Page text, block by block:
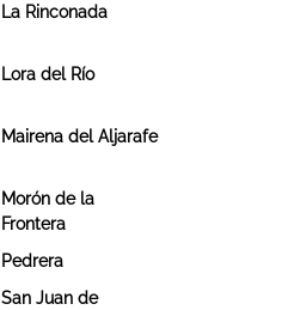
La Rinconada
Lora del Río
Mairena del Aljarafe
Morón de la
Frontera
Pedrera
San Juan de